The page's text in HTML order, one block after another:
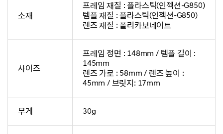
소재
프레임 재질 : 플라스틱(인젝션-G850)
템플 재질 : 플라스틱(인젝션-G850)
렌즈 재질 : 폴리카보네이트
사이즈
프레임 정면 : 148mm / 템플 길이 :
145mm
렌즈 가로 : 58mm / 렌즈 높이 :
45mm / 브릿지: 17mm
무게 30g